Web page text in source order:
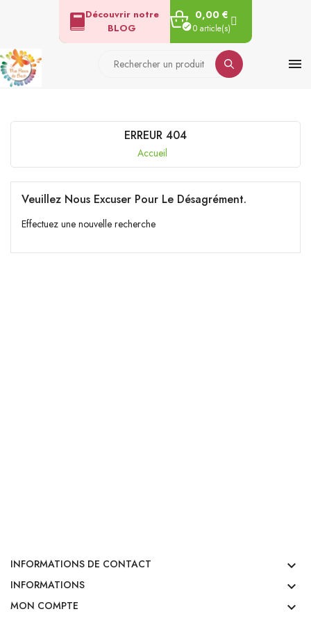
Découvrir notre
BLOG
0,00 €
0 article(s)

ERREUR 404
Accueil
Veuillez Nous Excuser Pour Le Désagrément.
Effectuez une nouvelle recherche
INFORMATIONS DE CONTACT 
INFORMATIONS 
MON COMPTE 